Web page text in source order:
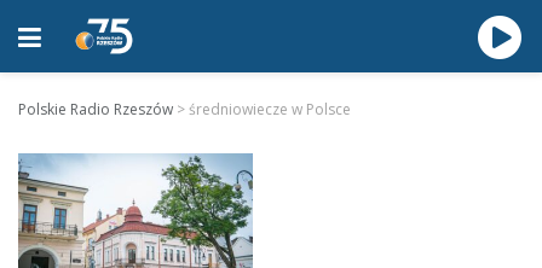
Polskie Radio Rzeszów >średniowiecze w Polsce